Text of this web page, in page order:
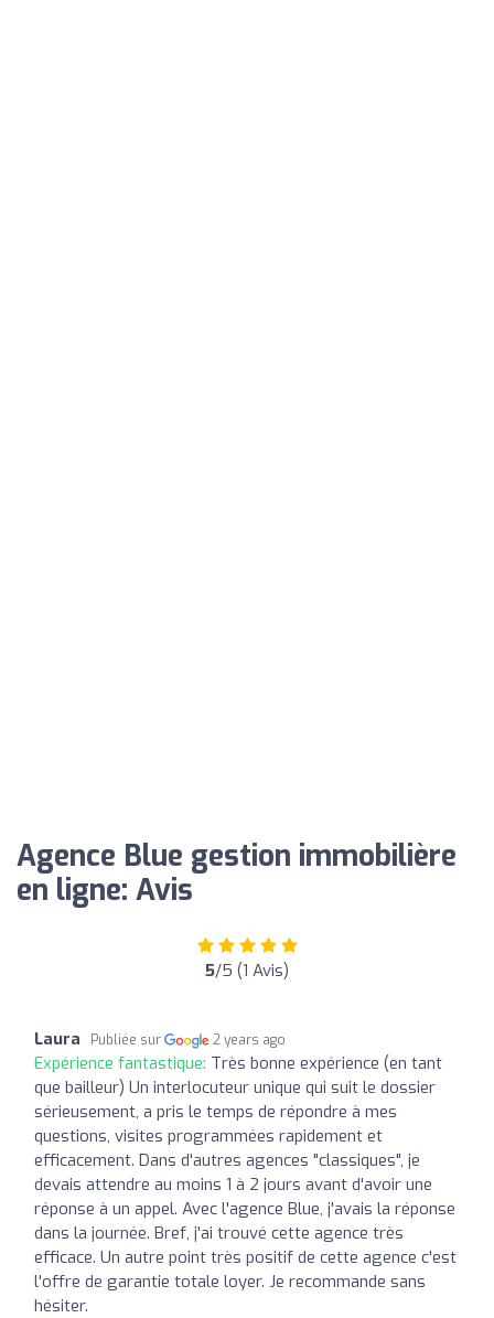
Agence Blue gestion immobilière
en ligne: Avis
5/5 (1 Avis)
Laura Publiée sur 2 years ago
Expérience fantastique: Très bonne expérience (en tant
que bailleur) Un interlocuteur unique qui suit le dossier
sérieusement, a pris le temps de répondre à mes
questions, visites programmées rapidement et
efficacement. Dans d'autres agences "classiques", je
devais attendre au moins 1 à 2 jours avant d'avoir une
réponse à un appel. Avec l'agence Blue, j'avais la réponse
dans la journée. Bref, j'ai trouvé cette agence très
efficace. Un autre point très positif de cette agence c'est
l'offre de garantie totale loyer. Je recommande sans
hésiter.